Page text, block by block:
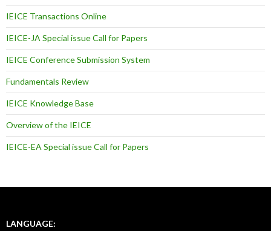
IEICE Transactions Online
IEICE-JA Special issue Call for Papers
IEICE Conference Submission System
Fundamentals Review
IEICE Knowledge Base
Overview of the IEICE
IEICE-EA Special issue Call for Papers
LANGUAGE: